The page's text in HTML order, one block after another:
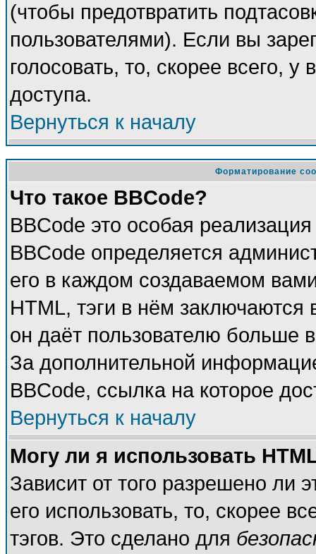
(чтобы предотвратить
пользователями). Если вы
голосовать, то, скорее всего,
доступа.
Вернуться к началу
Форматирование
Что такое BBCode?
BBCode это особая
BBCode определяется
его в каждом создаваемом
HTML, тэги в нём заключаются
он даёт пользователю больше
За дополнительной
BBCode, ссылка на которое
Вернуться к началу
Могу ли я использовать
Зависит от того разрешено ли
его использовать, то, скорее
тэгов. Это сделано для